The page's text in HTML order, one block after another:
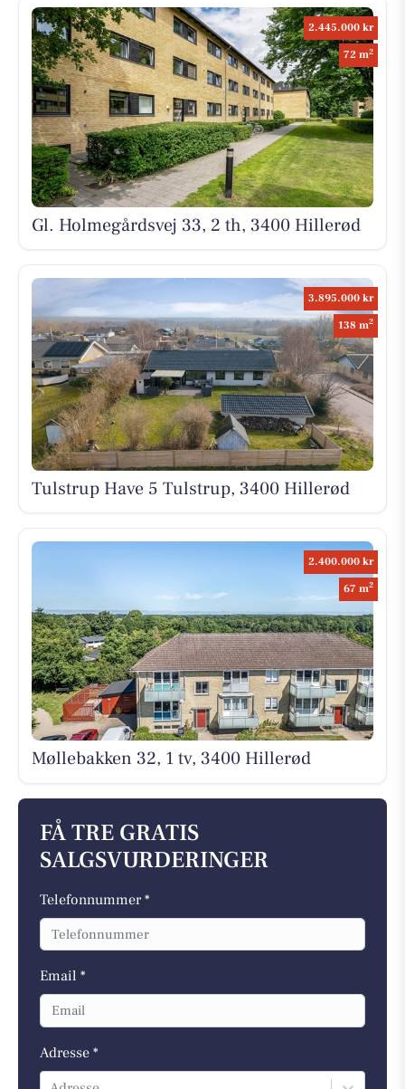
2.445.000 kr
72 m2
Gl. Holmegårdsvej 33, 2 th, 3400 Hillerød
3.895.000 kr
138 m2
Tulstrup Have 5 Tulstrup, 3400 Hillerød
2.400.000 kr
67 m2
Møllebakken 32, 1 tv, 3400 Hillerød
FÅ TRE GRATIS
SALGSVURDERINGER
Telefonnummer *
Email *
Adresse *